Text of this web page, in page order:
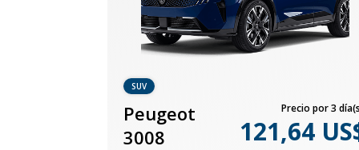
SUV
Peugeot
3008
Precio por 3
121,64